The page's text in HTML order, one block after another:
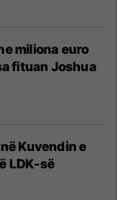
miliona euro
fituan Joshua
Kuvendin e
LDK-së